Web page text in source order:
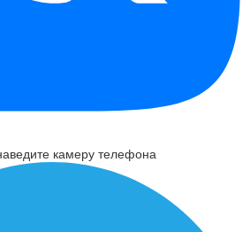
камеру телефона